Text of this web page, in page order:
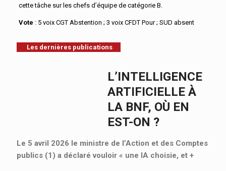
cette tâche sur les chefs d’équipe de catégorie B.
Vote : 5 voix CGT Abstention ; 3 voix CFDT Pour ; SUD absent
Les dernières publications
L’INTELLIGENCE
ARTIFICIELLE À
LA BNF, OÙ EN
EST-ON ?
Le 5 avril 2026 le ministre de l’Action et des Comptes
publics (1) a déclaré vouloir « une IA choisie, et +